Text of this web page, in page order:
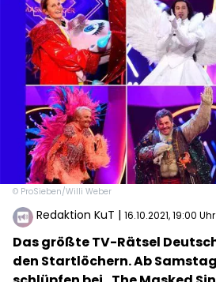
© ProSieben/Willi Weber
Redaktion KuT | 16.10.2021, 19:00 Uhr
Das größte TV-Rätsel
den Startlöchern. Ab